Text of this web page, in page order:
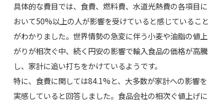
具体的な費目では、食費、燃料費、水道光熱費の各項目に
おいて50%以上の人が影響を受けていると感じていること
がわかりました。世界情勢の急変に伴う小麦や油脂の値上
がりが相次ぐ中、続く円安の影響で輸入食品の価格が高騰
し、家計に追い打ちをかけているようです。
特に、食費に関しては84.1%と、大多数が家計への影響を
実感していると回答しました。食品会社の相次ぐ値上げに